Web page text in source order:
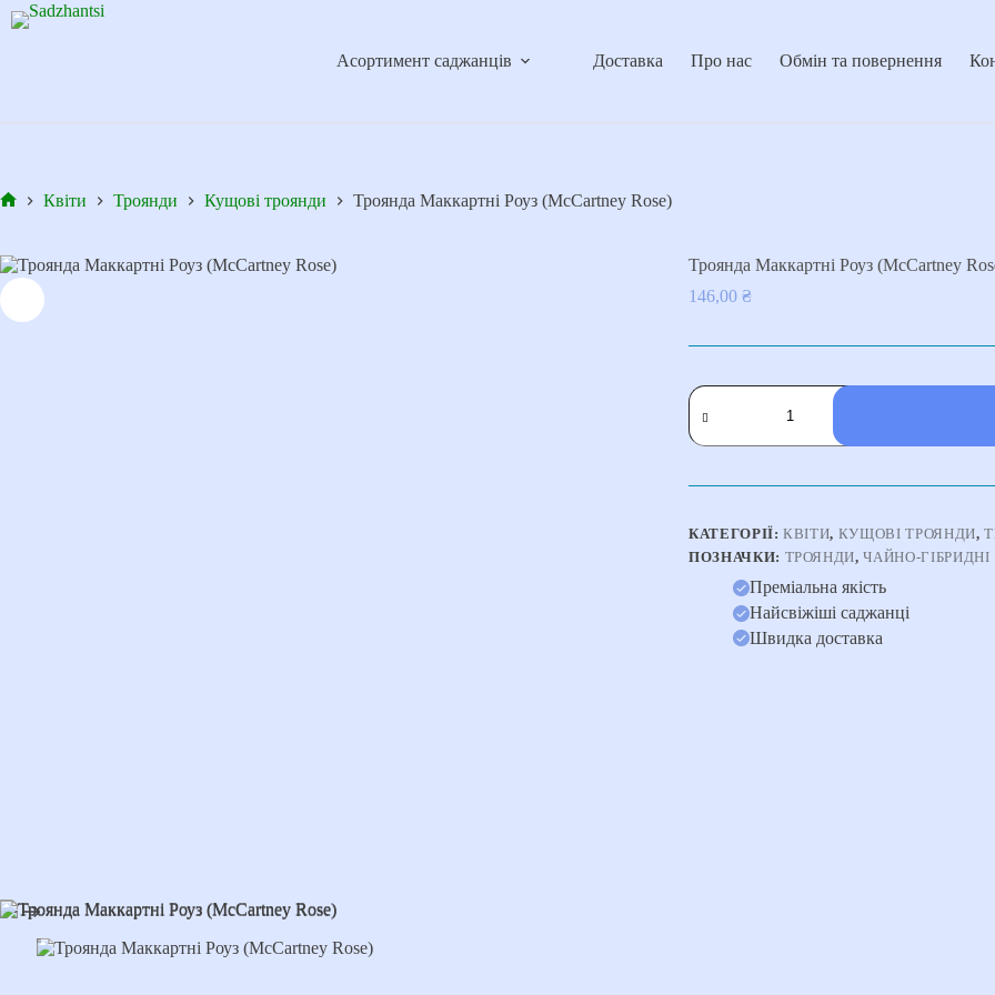
Перейти
до
Асортимент саджанців Доставка Про нас Обмін та повернення
Квіти Троянди Кущові троянди Троянда Маккартні Роуз (McCartney Rose)
Троянда Маккартні Роуз (McCartney
146,00 ₴
Троянда
Маккартні
Роуз
(McCartney
кількість
КАТЕГОРІЇ:КВІТИ, КУЩОВІ ТРОЯНДИ,
ПОЗНАЧКИ: ТРОЯНДИ,ЧАЙНО-ГІБРИДНІ
Преміальна якість
Найсвіжіші саджанці
Швидка доставка